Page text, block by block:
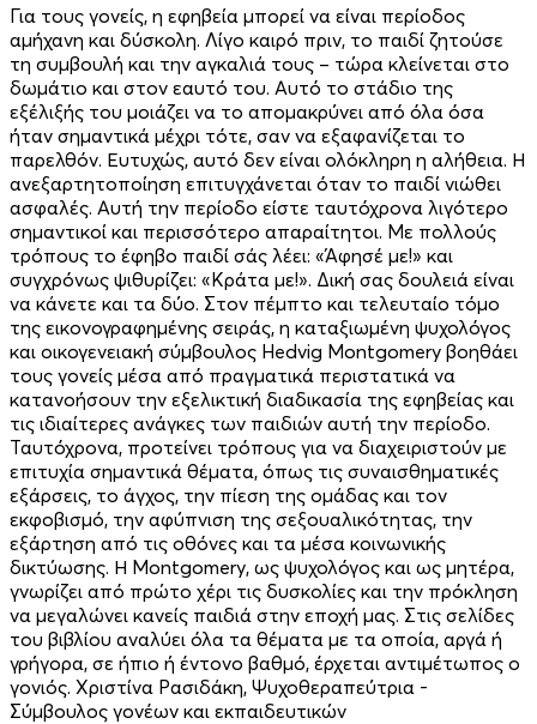
Για τους γονείς, η εφηβεία μπορεί να είναι περίοδος
αμήχανη και δύσκολη. Λίγο καιρό πριν, το παιδί ζητούσε
τη συμβουλή και την αγκαλιά τους – τώρα κλείνεται στο
δωμάτιο και στον εαυτό του. Αυτό το στάδιο της
εξέλιξής του μοιάζει να το απομακρύνει από όλα όσα
ήταν σημαντικά μέχρι τότε, σαν να εξαφανίζεται το
παρελθόν. Ευτυχώς, αυτό δεν είναι ολόκληρη η αλήθεια. Η
ανεξαρτητοποίηση επιτυγχάνεται όταν το παιδί νιώθει
ασφαλές. Αυτή την περίοδο είστε ταυτόχρονα λιγότερο
σημαντικοί και περισσότερο απαραίτητοι. Με πολλούς
τρόπους το έφηβο παιδί σάς λέει: «Άφησέ με!» και
συγχρόνως ψιθυρίζει: «Κράτα με!». Δική σας δουλειά είναι
να κάνετε και τα δύο. Στον πέμπτο και τελευταίο τόμο
της εικονογραφημένης σειράς, η καταξιωμένη ψυχολόγος
και οικογενειακή σύμβουλος Hedvig Montgomery βοηθάει
τους γονείς μέσα από πραγματικά περιστατικά να
κατανοήσουν την εξελικτική διαδικασία της εφηβείας και
τις ιδιαίτερες ανάγκες των παιδιών αυτή την περίοδο.
Ταυτόχρονα, προτείνει τρόπους για να διαχειριστούν με
επιτυχία σημαντικά θέματα, όπως τις συναισθηματικές
εξάρσεις, το άγχος, την πίεση της ομάδας και τον
εκφοβισμό, την αφύπνιση της σεξουαλικότητας, την
εξάρτηση από τις οθόνες και τα μέσα κοινωνικής
δικτύωσης. Η Montgomery, ως ψυχολόγος και ως μητέρα,
γνωρίζει από πρώτο χέρι τις δυσκολίες και την πρόκληση
να μεγαλώνει κανείς παιδιά στην εποχή μας. Στις σελίδες
του βιβλίου αναλύει όλα τα θέματα με τα οποία, αργά ή
γρήγορα, σε ήπιο ή έντονο βαθμό, έρχεται αντιμέτωπος ο
γονιός. Χριστίνα Ρασιδάκη, Ψυχοθεραπεύτρια -
Σύμβουλος γονέων και εκπαιδευτικών